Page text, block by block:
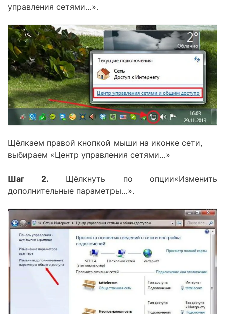
управления сетями…».
Щёлкаем правой кнопкой мыши на иконке сети,
выбираем «Центр управления сетями…»
Шаг 2. Щёлкнуть по опции«Изменить
дополнительные параметры…».